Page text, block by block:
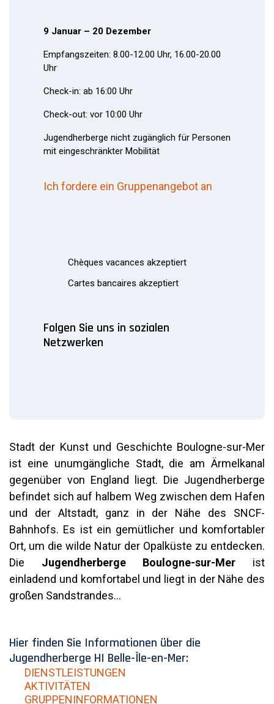
9 Januar – 20 Dezember
Empfangszeiten: 8.00-12.00 Uhr, 16.00-20.00
Uhr
Check-in: ab 16:00 Uhr
Check-out: vor 10:00 Uhr
Jugendherberge nicht zugänglich für Personen
mit eingeschränkter Mobilität
Ich fordere ein Gruppenangebot an
Chèques vacances akzeptiert
Cartes bancaires akzeptiert
Folgen Sie uns in sozialen
Netzwerken
Stadt der Kunst und Geschichte Boulogne-sur-Mer
ist eine unumgängliche Stadt, die am Ärmelkanal
gegenüber von England liegt. Die Jugendherberge
befindet sich auf halbem Weg zwischen dem Hafen
und der Altstadt, ganz in der Nähe des SNCF-
Bahnhofs. Es ist ein gemütlicher und komfortabler
Ort, um die wilde Natur der Opalküste zu entdecken.
Die Jugendherberge Boulogne-sur-Mer ist
einladend und komfortabel und liegt in der Nähe des
großen Sandstrandes…
Hier finden Sie Informationen über die
Jugendherberge HI Belle-Île-en-Mer:
DIENSTLEISTUNGEN
AKTIVITÄTEN
GRUPPENINFORMATIONEN